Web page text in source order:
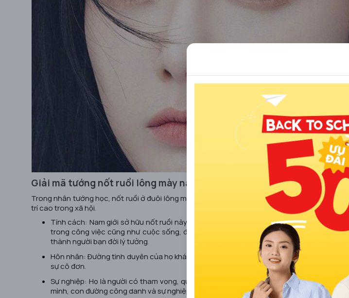
Giải mã tướng nốt ruồi lông mày nam
Trong nhân tướng học, nốt ruồi ở đuôi lông mày nam giới thường gắn liền với sự sung túc và
trí cao trong xã hội.
Tính cách: Nam giới sở hữu nốt ruồi này thường hiền lành, tốt bụng và giàu tình cảm.
trong công việc cũng như cuộc sống, đồng thời thành thật và chân thành, những
thành người bạn đời lý tưởng.
Hôn nhân: Đường tình duyên của họ khá thuận lợi, dễ thu hút sự quan tâm của phụ nữ và
sự cô đơn.
Sự nghiệp: Họ là người có tham vọng, quyết tâm và không ngại khó khăn. Với sự chăm
mình, con đường công danh và sự nghiệp của họ thường vững chắc, dễ gặt hái thành